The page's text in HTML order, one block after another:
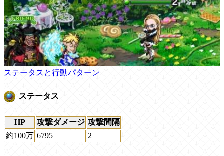
ステータスと行動パターン
ステータス
HP 攻撃ダメージ 攻撃間隔
約100万 6795 2